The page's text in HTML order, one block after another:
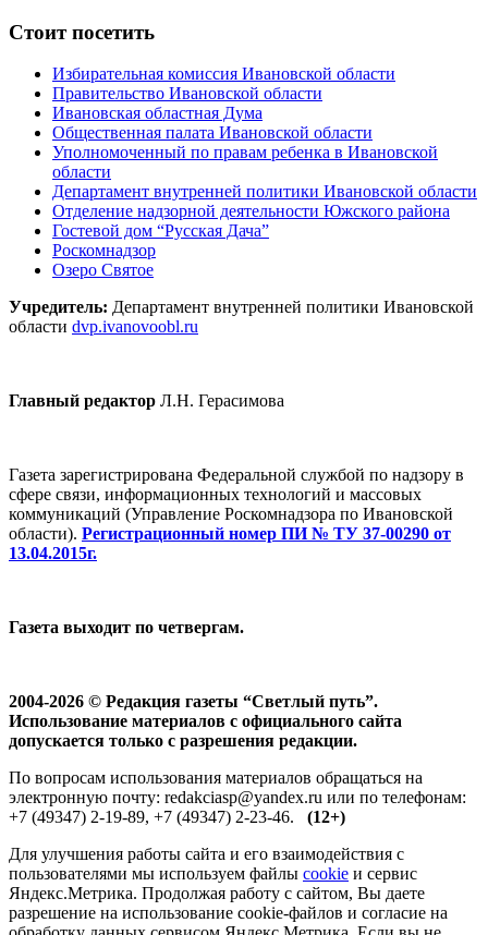
Стоит посетить
Избирательная комиссия Ивановской области
Правительство Ивановской области
Ивановская областная Дума
Общественная палата Ивановской области
Уполномоченный по правам ребенка в Ивановской
области
Департамент внутренней политики Ивановской области
Отделение надзорной деятельности Южского района
Гостевой дом “Русская Дача”
Роскомнадзор
Озеро Святое
Учредитель: Департамент внутренней политики Ивановской
области dvp.ivanovoobl.ru
Главный редактор Л.Н. Герасимова
Газета зарегистрирована Федеральной службой по надзору в
сфере связи, информационных технологий и массовых
коммуникаций (Управление Роскомнадзора по Ивановской
области). Регистрационный номер ПИ № ТУ 37-00290 от
13.04.2015г.
Газета выходит по четвергам.
2004-2026 © Редакция газеты “Светлый путь”.
Использование материалов с официального сайта
допускается только с разрешения редакции.
По вопросам использования материалов обращаться на
электронную почту: redakciasp@yandex.ru или по телефонам:
+7 (49347) 2-19-89, +7 (49347) 2-23-46. (12+)
Для улучшения работы сайта и его взаимодействия с
пользователями мы используем файлы cookie и сервис
Яндекс.Метрика. Продолжая работу с сайтом, Вы даете
разрешение на использование cookie-файлов и согласие на